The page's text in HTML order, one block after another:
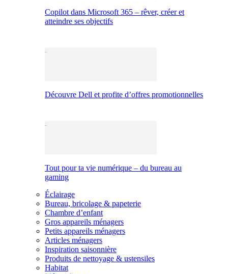
Copilot dans Microsoft 365 – rêver, créer et
atteindre ses objectifs
Découvre Dell et profite d’offres promotionnelles
Tout pour ta vie numérique – du bureau au
gaming
Éclairage
Bureau, bricolage & papeterie
Chambre d’enfant
Gros appareils ménagers
Petits appareils ménagers
Articles ménagers
Inspiration saisonnière
Produits de nettoyage & ustensiles
Habitat